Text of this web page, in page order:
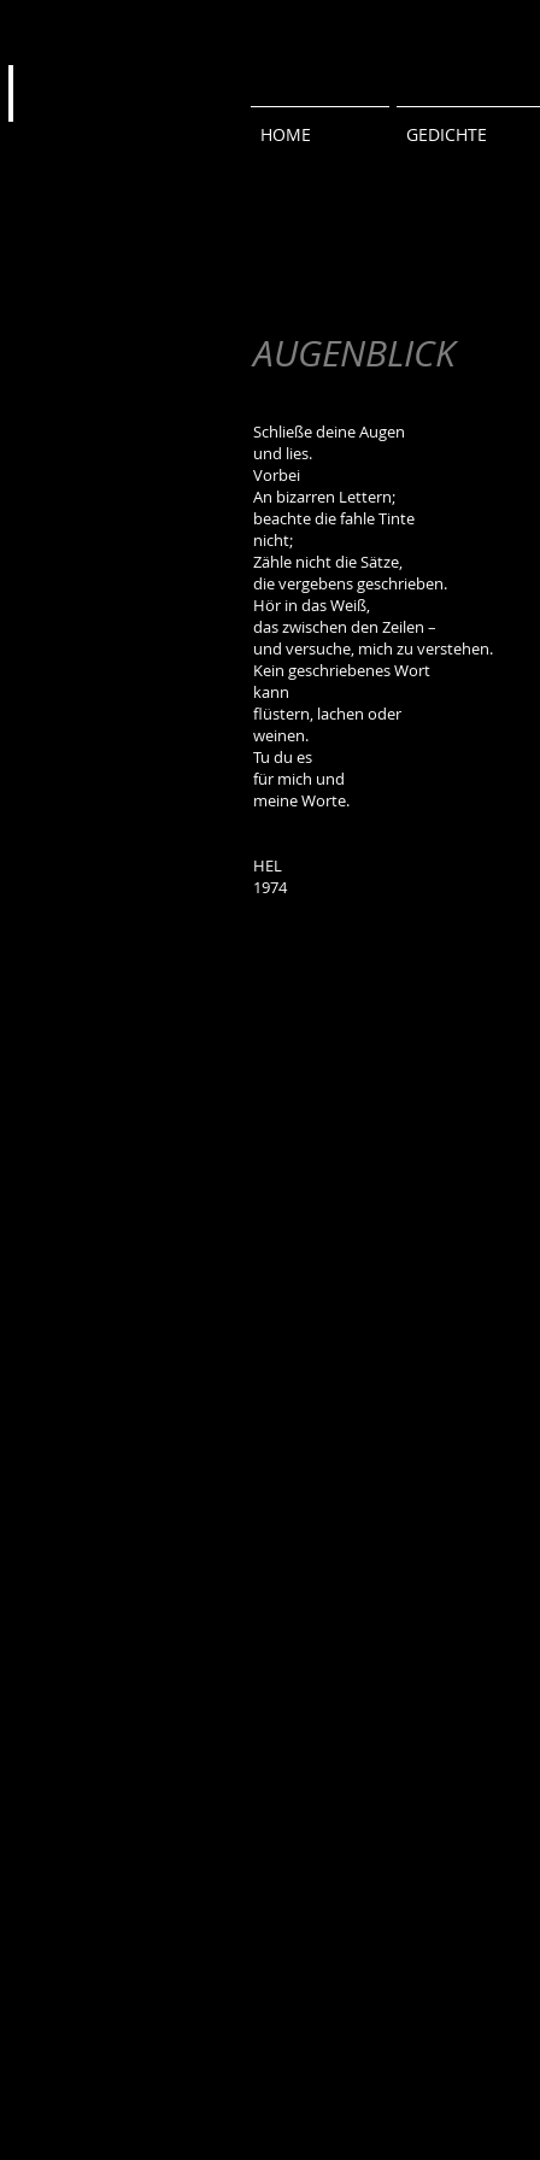
HOME GEDICHTE
AUGENBLICK
Schließe deine Augen
und lies.
Vorbei
An bizarren Lettern;
beachte die fahle Tinte
nicht;
Zähle nicht die Sätze,
die vergebens geschrieben.
Hör in das Weiß,
das zwischen den Zeilen –
und versuche, mich zu verstehen.
Kein geschriebenes Wort
kann
flüstern, lachen oder
weinen.
Tu du es
für mich und
meine Worte.
HEL
1974